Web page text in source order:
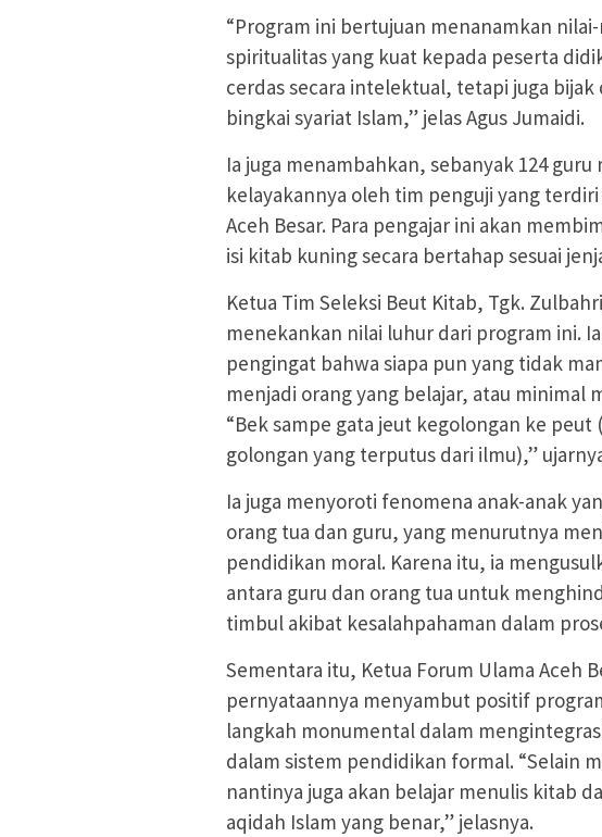
“Program ini bertujuan menanamkan
spiritualitas yang kuat kepada peserta
cerdas secara intelektual, tetapi juga
bingkai syariat Islam,” jelas Agus Jumaidi.
Ia juga menambahkan, sebanyak 124
kelayakannya oleh tim penguji yang
Aceh Besar. Para pengajar ini akan
isi kitab kuning secara bertahap sesuai
Ketua Tim Seleksi Beut Kitab, Tgk.
menekankan nilai luhur dari program ini.
pengingat bahwa siapa pun yang tidak
menjadi orang yang belajar, atau minimal
“Bek sampe gata jeut kegolongan ke
golongan yang terputus dari ilmu),”
Ia juga menyoroti fenomena anak-anak
orang tua dan guru, yang menurutnya
pendidikan moral. Karena itu, ia
antara guru dan orang tua untuk
timbul akibat kesalahpahaman dalam
Sementara itu, Ketua Forum Ulama Aceh
pernyataannya menyambut positif
langkah monumental dalam
dalam sistem pendidikan formal. “Selain
nantinya juga akan belajar menulis kitab
aqidah Islam yang benar,” jelasnya.